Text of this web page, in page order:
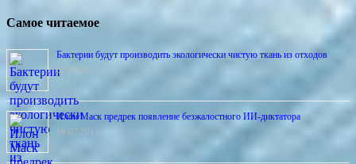
Самое читаемое
Бактерии будут производить экологически чистую ткань из отходов
02.06.2013
Илон Маск предрек появление безжалостного ИИ-диктатора
16.07.2013